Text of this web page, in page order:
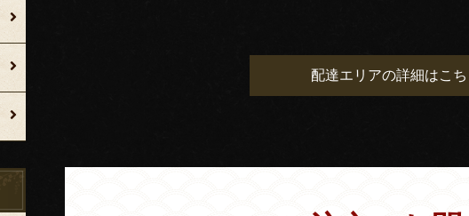
配達エリアの詳細はこ